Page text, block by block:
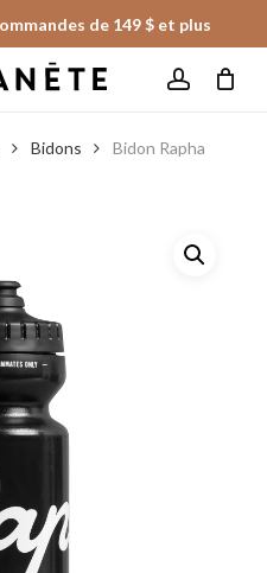
de 149 $ et plus
Fermer
le
panier
Bidons
Bidon Rapha